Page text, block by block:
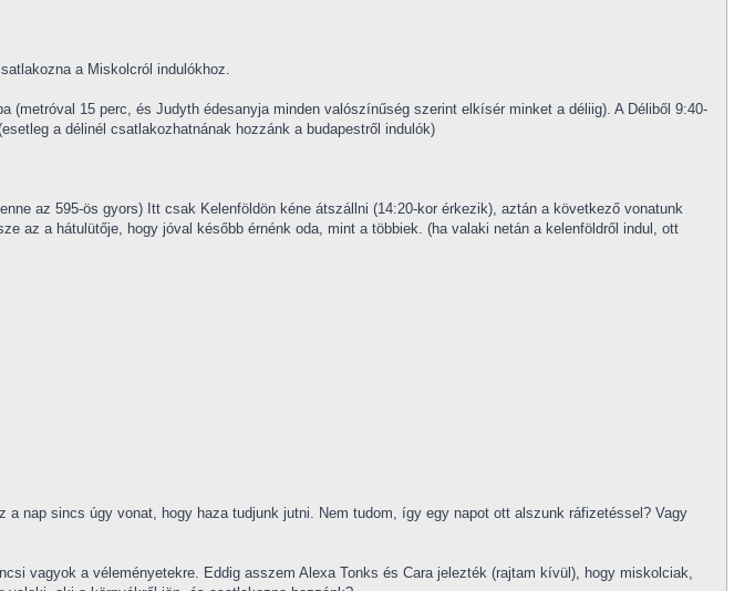
a Miskolcról indulókhoz.
(metróval 15 perc, és Judyth édesanyja minden valószínűség szerint elkísér minket a déliig). A Déliből 9:40-
a délinél csatlakozhatnának hozzánk a budapestről indulók)
az 595-ös gyors) Itt csak Kelenföldön kéne átszállni (14:20-kor érkezik), aztán a következő vonatunk
az a hátulütője, hogy jóval később érnénk oda, mint a többiek. (ha valaki netán a kelenföldről indul, ott
nap sincs úgy vonat, hogy haza tudjunk jutni. Nem tudom, így egy napot ott alszunk ráfizetéssel? Vagy
vagyok a véleményetekre. Eddig asszem Alexa Tonks és Cara jelezték (rajtam kívül), hogy miskolciak,